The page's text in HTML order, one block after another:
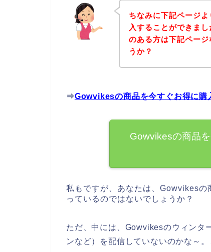
ちなみに下記ページ
入することができま
のある方は下記ペー
うか？
⇒Gowvikesの商品を今すぐお得に購
Gowvikesの商品
私もですが、あなたは、Gowvikes
っているのではないでしょうか？
ただ、中には、Gowvikesのウィンタ
ンなど）を配信していないのかな～